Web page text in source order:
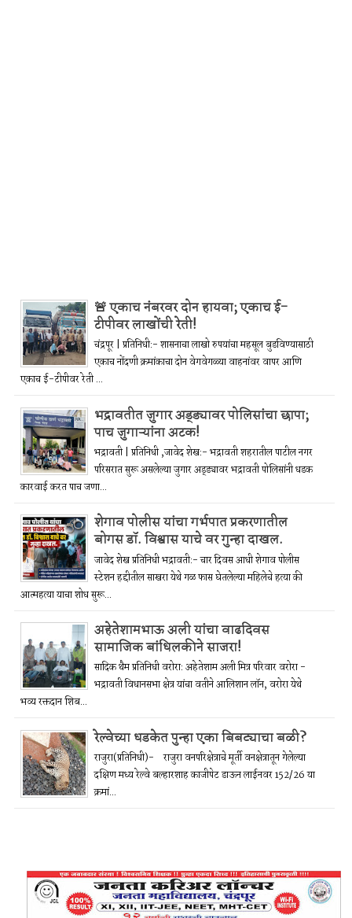
🚨 एकाच नंबरवर दोन हायवा; एकाच ई-
टीपीवर लाखोंची रेती!
चंद्रपूर | प्रतिनिधी:- शासनाचा लाखो रुपयांचा महसूल बुडविण्यासाठी
एकाच नोंदणी क्रमांकाचा दोन वेगवेगळ्या वाहनांवर वापर आणि
एकाच ई-टीपीवर रेती ...
भद्रावतीत जुगार अड्ड्यावर पोलिसांचा छापा;
पाच जुगाऱ्यांना अटक!
भद्रावती | प्रतिनिधी ,जावेद शेख:- भद्रावती शहरातील पाटील नगर
परिसरात सुरू असलेल्या जुगार अड्ड्यावर भद्रावती पोलिसांनी धडक
कारवाई करत पाच जणा...
शेगाव पोलीस यांचा गर्भपात प्रकरणातील
बोगस डॉ. विश्वास याचे वर गुन्हा दाखल.
जावेद शेख प्रतिनिधी भद्रावती:- चार दिवस आधी शेगाव पोलीस
स्टेशन हद्दीतील साखरा येथे गळ फास घेतलेल्या महिलेचे हत्या की
आत्महत्या याचा शोध सुरू...
अहेतेशामभाऊ अली यांचा वाढदिवस
सामाजिक बांधिलकीने साजरा!
सादिक थैम प्रतिनिधी वरोरा: अहेतेशाम अली मित्र परिवार वरोरा -
भद्रावती विधानसभा क्षेत्र यांचा वतीने आलिशान लॉन, वरोरा येथे
भव्य रक्तदान शिब...
रेल्वेच्या धडकेत पुन्हा एका बिबट्याचा बळी?
राजुरा(प्रतिनिधी)- राजुरा वनपरिक्षेत्राचे मूर्ती वनक्षेत्रातून गेलेल्या
दक्षिण मध्य रेल्वे बल्हारशाह काजीपेट डाऊन लाईनवर 152/26 या
क्रमां...